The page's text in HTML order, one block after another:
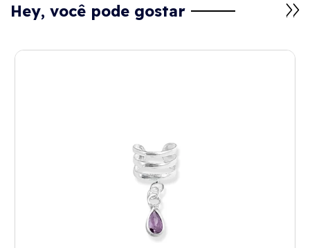
Hey, você pode gostar